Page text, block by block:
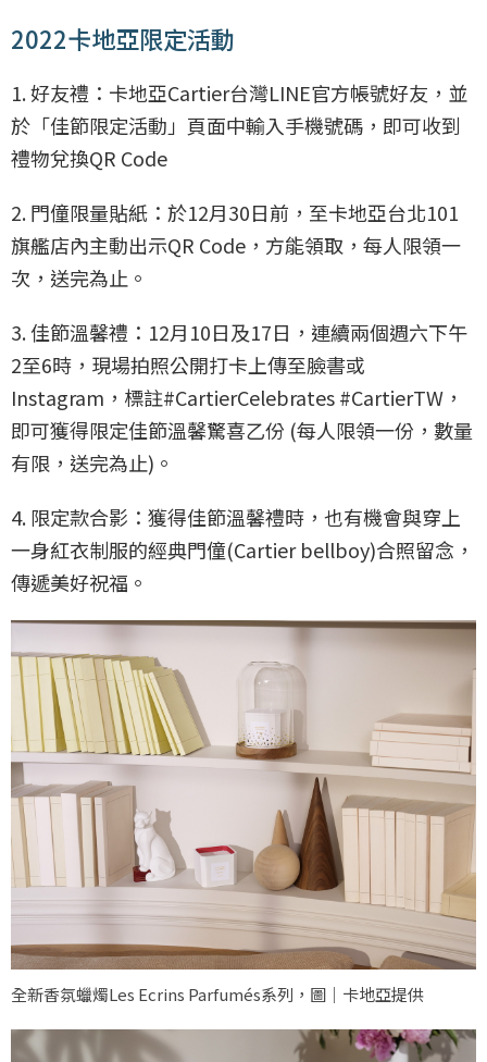
2022卡地亞限定活動
1. 好友禮：卡地亞Cartier台灣LINE官方帳號好友，並
於「佳節限定活動」頁面中輸入手機號碼，即可收到
禮物兌換QR Code
2. 門僮限量貼紙：於12月30日前，至卡地亞台北101
旗艦店內主動出示QR Code，方能領取，每人限領一
次，送完為止。
3. 佳節溫馨禮：12月10日及17日，連續兩個週六下午
2至6時，現場拍照公開打卡上傳至臉書或
Instagram，標註#CartierCelebrates #CartierTW，
即可獲得限定佳節溫馨驚喜乙份 (每人限領一份，數量
有限，送完為止)。
4. 限定款合影：獲得佳節溫馨禮時，也有機會與穿上
一身紅衣制服的經典門僮(Cartier bellboy)合照留念，
傳遞美好祝福。
全新香氛蠟燭Les Ecrins Parfumés系列，圖｜卡地亞提供